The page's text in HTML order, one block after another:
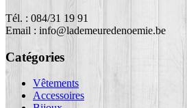
Tél. : 084/31 19 91
Email : info@lademeuredenoemie.be
Catégories
Vêtements
Accessoires